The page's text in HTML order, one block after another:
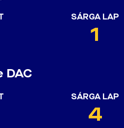
SÁRGA LAP
1
SÁRGA LAP
4